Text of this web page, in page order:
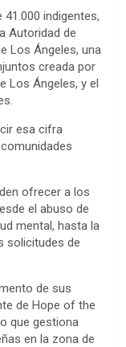
ot
e
di
t
indigentes,
Autoridad de
Los Ángeles, una
creada por
Los Ángeles, y el
esa cifra
ofrecer a los
el abuso de
mental, hasta la
solicitudes de
de sus
de Hope of the
que gestiona
en la zona de